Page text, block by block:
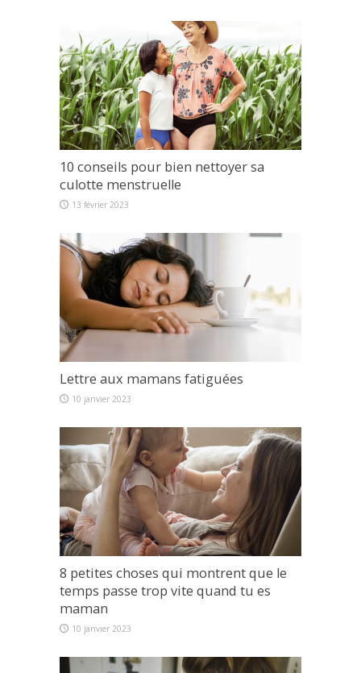
10 conseils pour bien nettoyer sa
culotte menstruelle
13 février 2023
Lettre aux mamans fatiguées
10 janvier 2023
8 petites choses qui montrent que le
temps passe trop vite quand tu es
maman
10 janvier 2023